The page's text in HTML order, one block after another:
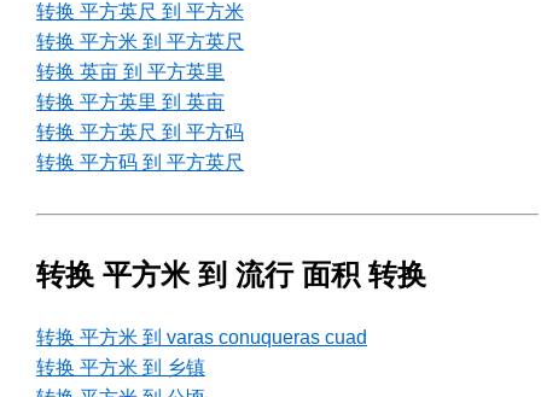
转换 平方英尺 到 平方米
转换 平方米 到 平方英尺
转换 英亩 到 平方英里
转换 平方英里 到 英亩
转换 平方英尺 到 平方码
转换 平方码 到 平方英尺
转换 平方米 到 流行 面积 转换
转换 平方米 到 varas conuqueras cuad
转换 平方米 到 乡镇